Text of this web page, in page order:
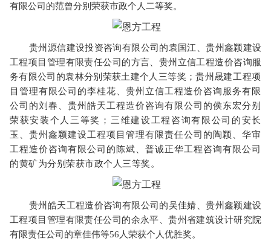
有限公司的范曾分别荣获市政个人二等奖。
贵州源信建设投资咨询有限公司的袁国江、贵州鑫颖建设
工程项目管理有限责任公司的方言、贵州立信工程造价咨询服
务有限公司的袁林分别荣获土建个人三等奖；贵州晟建工程项
目管理有限公司的李桂花、贵州立信工程造价咨询服务有限
公司的刘春、贵州皓天工程造价咨询有限公司的侯东宏分别
荣获安装个人三等奖；三维建设工程咨询有限公司的安长
玉、贵州鑫颖建设工程项目管理有限责任公司的陶颖、华审
工程造价咨询有限公司的陈斌、普诚正华工程咨询有限公司
的黄矿为分别荣获市政个人三等奖。
贵州皓天工程造价咨询有限公司的吴佳婧、贵州鑫颖建设
工程项目管理有限责任公司的余永平、贵州省建筑设计研究院
有限责任公司的章佳伟等56人荣获个人优胜奖。